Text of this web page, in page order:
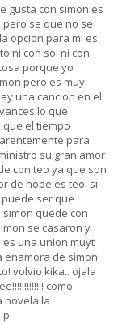
gusta con simon es
pero se que no se
opcion para mi es
ni con sol ni con
porque yo
pero es muy
una cancion en el
lo que
el tiempo
para
su gran amor
con teo ya que son
de hope es teo. si
ser que
quede con
se casaron y
una union muyt
de simon
volvio kika.. ojala
como
novela la